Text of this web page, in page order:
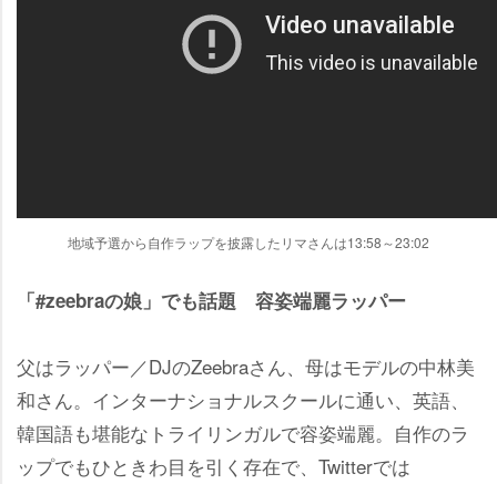
地域予選から自作ラップを披露したリマさんは13:58～23:02
「#zeebraの娘」でも話題 容姿端麗ラッパー
父はラッパー／DJのZeebraさん、母はモデルの中林美
和さん。インターナショナルスクールに通い、英語、
韓国語も堪能なトライリンガルで容姿端麗。自作のラ
ップでもひときわ目を引く存在で、Twitterでは